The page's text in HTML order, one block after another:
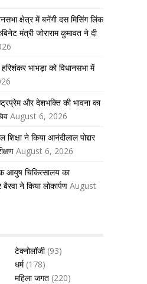
क्षेत्र में बनेंगी दस मिसिंग लिंक
मंत्री जोराराम कुमावत ने दी
हरिशंकर भाभड़ा को विधानसभा में
और देशभक्ति की भावना का
August 6, 2026
ने किया आनंदीलाल पोद्दार
August 6, 2026
आयुष चिकित्सालय का
ने किया लोकार्पण August
टेक्नोलॉजी(93)
धर्म(178)
महिला जगत (220)